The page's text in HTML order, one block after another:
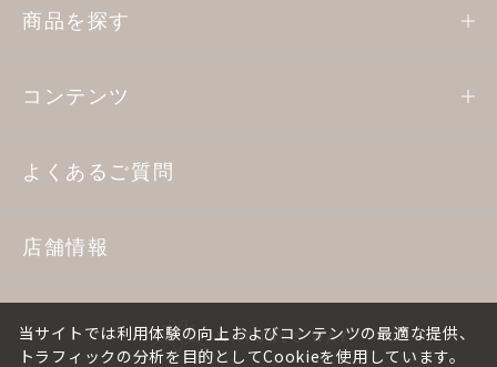
商品を探す
コンテンツ
よくあるご質問
店舗情報
当サイトでは利用体験の向上およびコンテンツの最適な提供、
トラフィックの分析を目的としてCookieを使用しています。